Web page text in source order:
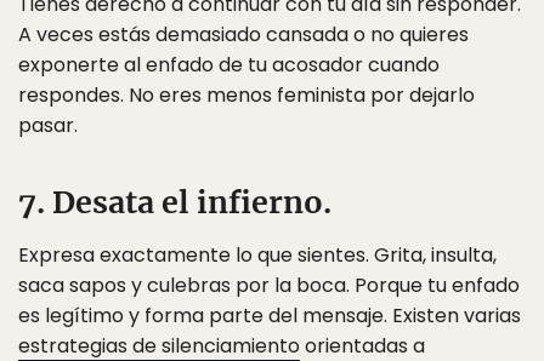
A veces estás demasiado cansada o no quieres
exponerte al enfado de tu acosador cuando
respondes. No eres menos feminista por dejarlo
pasar.
7. Desata el infierno.
Expresa exactamente lo que sientes. Grita, insulta,
saca sapos y culebras por la boca. Porque tu enfado
es legítimo y forma parte del mensaje. Existen varias
estrategias de silenciamientoorientadas a